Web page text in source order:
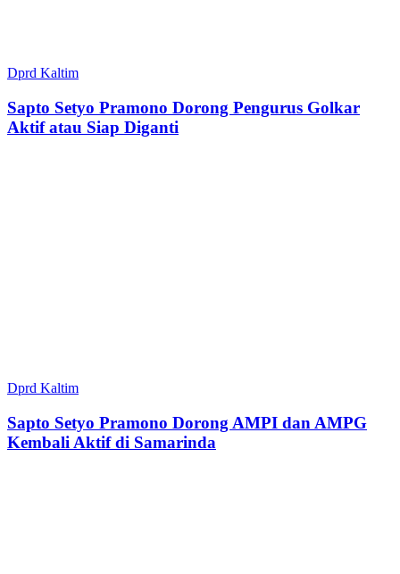
Dprd Kaltim
Sapto Setyo Pramono Dorong Pengurus Golkar
Aktif atau Siap Diganti
Dprd Kaltim
Sapto Setyo Pramono Dorong AMPI dan AMPG
Kembali Aktif di Samarinda